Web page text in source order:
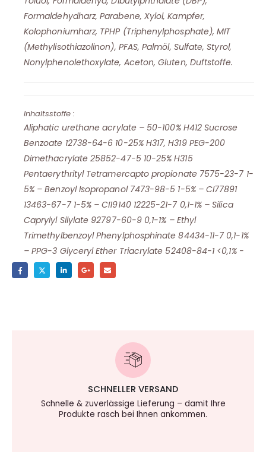
Formaldehydharz, Parabene, Xylol, Kampfer,
Kolophoniumharz, TPHP (Triphenylphosphate), MIT
(Methylisothiazolinon), PFAS, Palmöl, Sulfate, Styrol,
Nonylphenolethoxylate, Aceton, Gluten, Duftstoffe.
Inhaltsstoffe :
Aliphatic urethane acrylate – 50-100% H412 Sucrose
Benzoate 12738-64-6 10-25% H317, H319 PEG-200
Dimethacrylate 25852-47-5 10-25% H315
Pentaerythrityl Tetramercapto propionate 7575-23-7 1-
5% – Benzoyl Isopropanol 7473-98-5 1-5% – CI77891
13463-67-7 1-5% – CI19140 12225-21-7 0,1-1% – Silica
Caprylyl Silylate 92797-60-9 0,1-1% – Ethyl
Trimethylbenzoyl Phenylphosphinate 84434-11-7 0,1-1%
– PPG-3 Glyceryl Ether Triacrylate 52408-84-1 <0,1% -
SCHNELLER VERSAND
Schnelle & zuverlässige Lieferung – damit Ihre
Produkte rasch bei Ihnen ankommen.